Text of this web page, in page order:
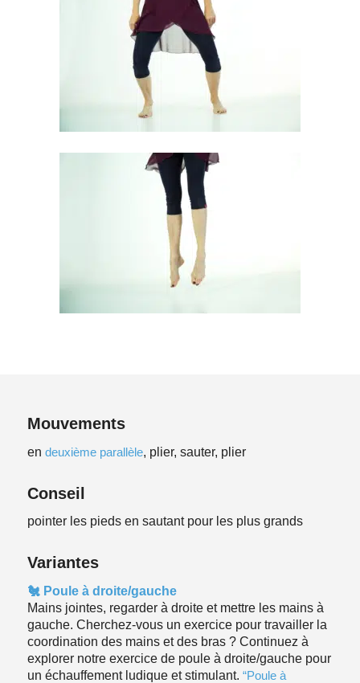
Mouvements
en deuxième parallèle, plier, sauter, plier
Conseil
pointer les pieds en sautant pour les plus grands
Variantes
🐔 Poule à droite/gauche
Mains jointes, regarder à droite et mettre les mains à
gauche. Cherchez-vous un exercice pour travailler la
coordination des mains et des bras ? Continuez à
explorer notre exercice de poule à droite/gauche pour
un échauffement ludique et stimulant. “Poule à